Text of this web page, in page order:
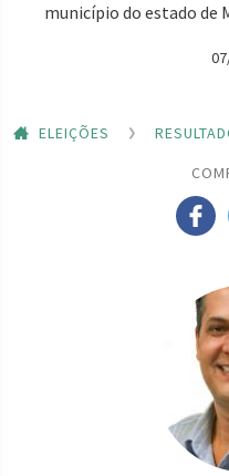
município do estado de
ELEIÇÕES